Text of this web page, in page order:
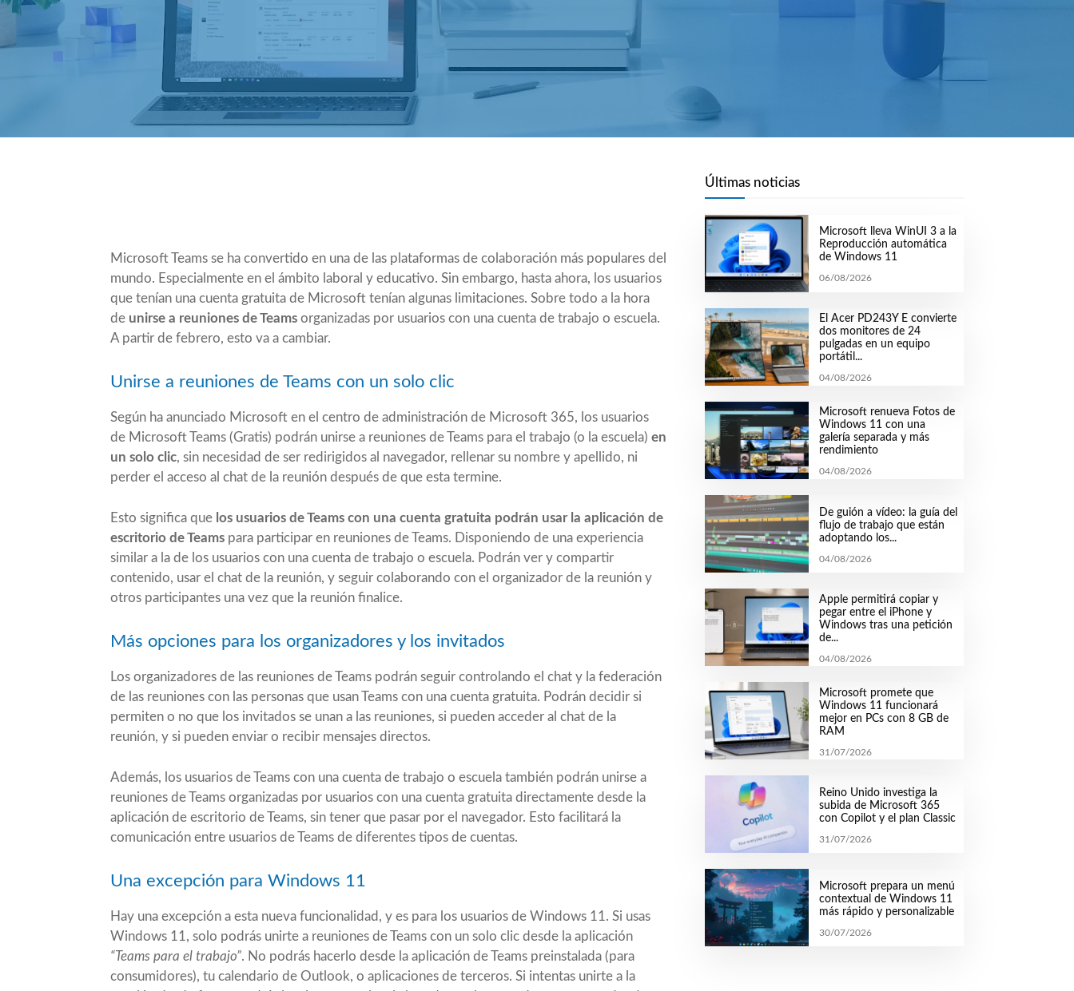
Microsoft Teams se ha convertido en una de las plataformas de colaboración más populares del
mundo. Especialmente en el ámbito laboral y educativo. Sin embargo, hasta ahora, los usuarios
que tenían una cuenta gratuita de Microsoft tenían algunas limitaciones. Sobre todo a la hora
de unirse a reuniones de Teams organizadas por usuarios con una cuenta de trabajo o escuela.
A partir de febrero, esto va a cambiar.
Unirse a reuniones de Teams con un solo clic
Según ha anunciado Microsoft en el centro de administración de Microsoft 365, los usuarios
de Microsoft Teams (Gratis) podrán unirse a reuniones de Teams para el trabajo (o la escuela) en
un solo clic, sin necesidad de ser redirigidos al navegador, rellenar su nombre y apellido, ni
perder el acceso al chat de la reunión después de que esta termine.
Esto significa que los usuarios de Teams con una cuenta gratuita podrán usar la aplicación de
escritorio de Teams para participar en reuniones de Teams. Disponiendo de una experiencia
similar a la de los usuarios con una cuenta de trabajo o escuela. Podrán ver y compartir
contenido, usar el chat de la reunión, y seguir colaborando con el organizador de la reunión y
otros participantes una vez que la reunión finalice.
Más opciones para los organizadores y los invitados
Los organizadores de las reuniones de Teams podrán seguir controlando el chat y la federación
de las reuniones con las personas que usan Teams con una cuenta gratuita. Podrán decidir si
permiten o no que los invitados se unan a las reuniones, si pueden acceder al chat de la
reunión, y si pueden enviar o recibir mensajes directos.
Además, los usuarios de Teams con una cuenta de trabajo o escuela también podrán unirse a
reuniones de Teams organizadas por usuarios con una cuenta gratuita directamente desde la
aplicación de escritorio de Teams, sin tener que pasar por el navegador. Esto facilitará la
comunicación entre usuarios de Teams de diferentes tipos de cuentas.
Una excepción para Windows 11
Hay una excepción a esta nueva funcionalidad, y es para los usuarios de Windows 11. Si usas
Windows 11, solo podrás unirte a reuniones de Teams con un solo clic desde la aplicación
“Teams para el trabajo”. No podrás hacerlo desde la aplicación de Teams preinstalada (para
consumidores), tu calendario de Outlook, o aplicaciones de terceros. Si intentas unirte a la
Últimas noticias
Microsoft lleva WinUI 3 a la
Reproducción automática
de Windows 11
06/08/2026
El Acer PD243Y E convierte
dos monitores de 24
pulgadas en un equipo
portátil...
04/08/2026
Microsoft renueva Fotos de
Windows 11 con una
galería separada y más
rendimiento
04/08/2026
De guión a vídeo: la guía del
flujo de trabajo que están
adoptando los...
04/08/2026
Apple permitirá copiar y
pegar entre el iPhone y
Windows tras una petición
de...
04/08/2026
Microsoft promete que
Windows 11 funcionará
mejor en PCs con 8 GB de
RAM
31/07/2026
Reino Unido investiga la
subida de Microsoft 365
con Copilot y el plan Classic
31/07/2026
Microsoft prepara un menú
contextual de Windows 11
más rápido y personalizable
30/07/2026